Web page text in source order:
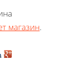
магазин.